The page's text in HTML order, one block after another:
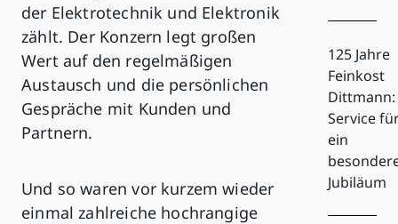
der Elektrotechnik und Elektronik
zählt. Der Konzern legt großen
Wert auf den regelmäßigen
Austausch und die persönlichen
Gespräche mit Kunden und
Partnern.
Und so waren vor kurzem wieder
einmal zahlreiche hochrangige
125 Jahre
Feinkost
Dittmann:
Service
ein
Jubiläum